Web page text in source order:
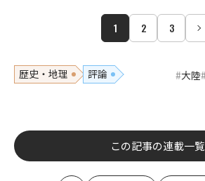
1 2 3
歴史・地理 評論 大陸
この記事の連載一覧